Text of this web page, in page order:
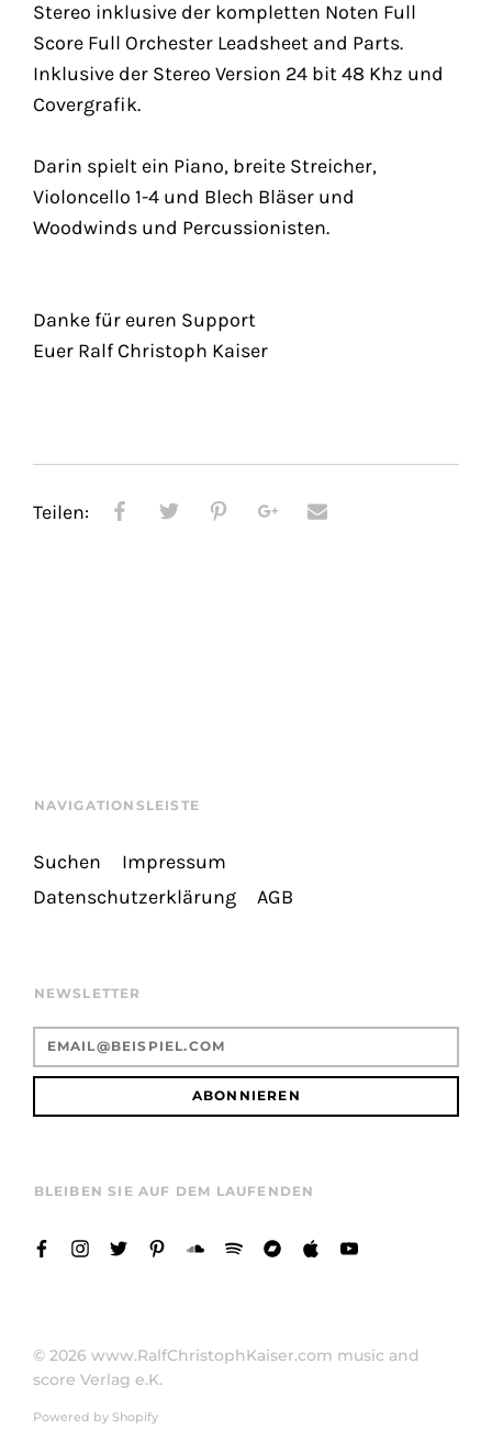
Stereo inklusive der kompletten Noten Full
Score Full Orchester Leadsheet and Parts.
Inklusive der Stereo Version 24 bit 48 Khz und
Covergrafik.
Darin spielt ein Piano, breite Streicher,
Violoncello 1-4 und Blech Bläser und
Woodwinds und Percussionisten.
Danke für euren Support
Euer Ralf Christoph Kaiser
Teilen:
NAVIGATIONSLEISTE
Suchen
Impressum
Datenschutzerklärung
AGB
NEWSLETTER
ABONNIEREN
BLEIBEN SIE AUF DEM LAUFENDEN
© 2026 www.RalfChristophKaiser.com music and
score Verlag e.K.
Powered by Shopify